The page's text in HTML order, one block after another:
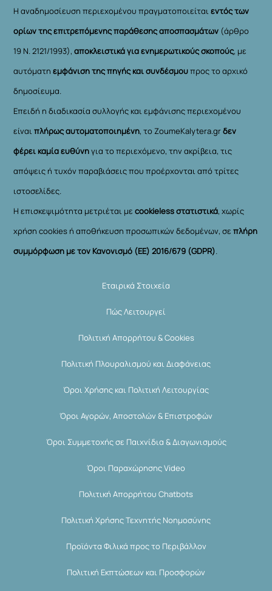
Η αναδημοσίευση περιεχομένου πραγματοποιείταιεντός των
ορίων της επιτρεπόμενης παράθεσης αποσπασμάτων (άρθρο
19 Ν. 2121/1993), αποκλειστικά για ενημερωτικούς σκοπούς, με
αυτόματηεμφάνιση της πηγής και συνδέσμουπρος το αρχικό
δημοσίευμα.
Επειδή η διαδικασία συλλογής και εμφάνισης περιεχομένου
είναιπλήρως αυτοματοποιημένη, το ZoumeKalytera.grδεν
φέρει καμία ευθύνηγια το περιεχόμενο, την ακρίβεια, τις
απόψεις ή τυχόν παραβιάσεις που προέρχονται από τρίτες
ιστοσελίδες.
Η επισκεψιμότητα μετριέται μεcookieless στατιστικά, χωρίς
χρήση cookies ή αποθήκευση προσωπικών δεδομένων, σεπλήρη
συμμόρφωση με τον Κανονισμό (ΕΕ) 2016/679 (GDPR).
Εταιρικά Στοιχεία
Πώς Λειτουργεί
Πολιτική Απορρήτου & Cookies
Πολιτική Πλουραλισμού και Διαφάνειας
Όροι Χρήσης και Πολιτική Λειτουργίας
Όροι Αγορών, Αποστολών & Επιστροφών
Όροι Συμμετοχής σε Παιχνίδια & Διαγωνισμούς
Όροι Παραχώρησης Video
Πολιτική Απορρήτου Chatbots
Πολιτική Χρήσης Τεχνητής Νοημοσύνης
Προϊόντα Φιλικά προς το Περιβάλλον
Πολιτική Εκπτώσεων και Προσφορών